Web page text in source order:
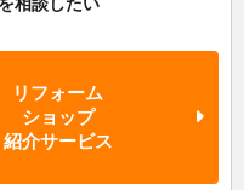
相談したい
リフォーム
ショップ
紹介サービス